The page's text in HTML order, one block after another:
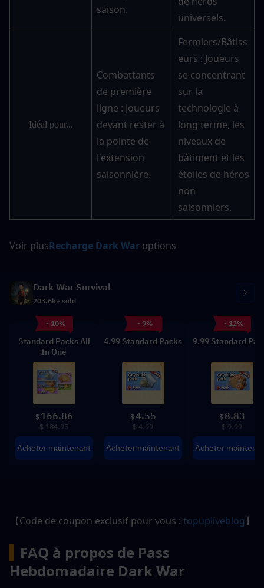
saison.
universels.
Idéal pour...
Combattants
de première
ligne : Joueurs
devant rester à
la pointe de
l'extension
saisonnière.
Fermiers/Bâtiss
eurs : Joueurs
se concentrant
sur la
technologie à
long terme, les
niveaux de
bâtiment et les
étoiles de héros
non
saisonniers.
Voir plusRecharge Dark War options
Dark War Survival
203.6k+ sold
- 10%
Standard Packs All
In One
$ 166.86
$ 184.95
Acheter maintenant
- 9%
4.99 Standard Packs
$4.55
$ 4.99
Acheter maintenant
- 12%
9.99 Standard
$ 8.83
$ 9.99
Acheter
【Code de coupon exclusif pour vous : topupliveblog】
FAQ à propos de Pass
Hebdomadaire Dark War